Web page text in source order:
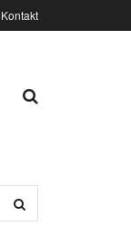
Kontakt